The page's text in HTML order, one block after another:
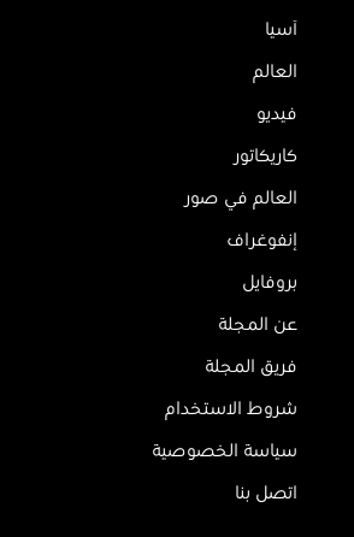
آسيا
العالم
فيديو
كاريكاتور
العالم في صور
إنفوغراف
بروفايل
عن المجلة
فريق المجلة
شروط الاستخدام
سياسة الخصوصية
اتصل بنا